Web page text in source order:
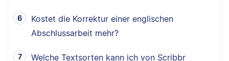
Kostet die Korrektur einer englischen
Abschlussarbeit mehr?
Welche Textsorten kann ich von Scribbr